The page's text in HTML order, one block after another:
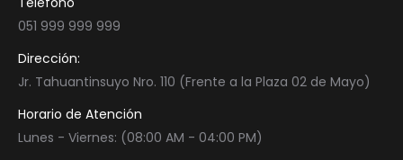
051 999 999 999
Dirección:
Jr. Tahuantinsuyo Nro. 110 (Frente a la Plaza 02 de Mayo)
Horario de Atención
Lunes - Viernes: (08:00 AM - 04:00 PM)